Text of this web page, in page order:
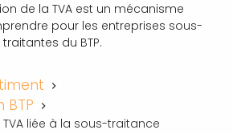
de la TVA est un mécanisme
pour les entreprises sous-
traitantes du BTP.
BTP
liée à la sous-traitance